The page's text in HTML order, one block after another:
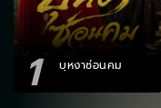
1 บุหงาซ่อนคม